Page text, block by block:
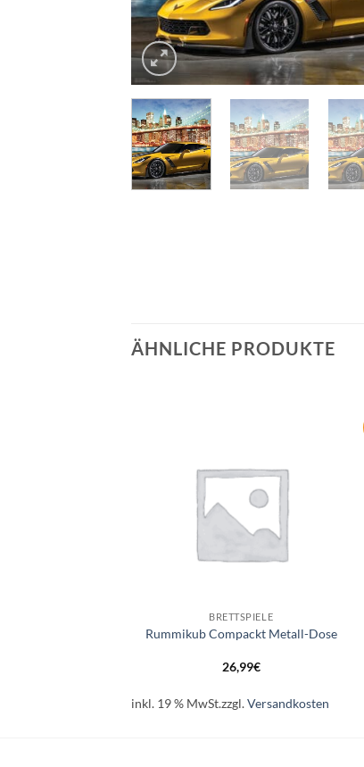
ÄHNLICHE PRODUKTE
BRETTSPIELE
Rummikub Compackt Metall-Dose
26,99€
inkl. 19 % MwSt.zzgl.Versandkosten